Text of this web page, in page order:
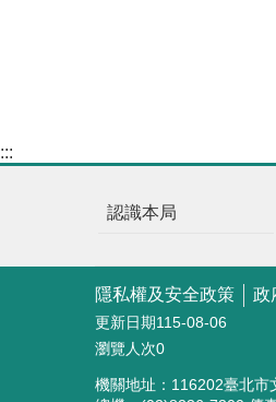
:::
認識本局
隱私權及安全政策 政
更新日期115-08-06
瀏覽人次0
機關地址：116202臺北市